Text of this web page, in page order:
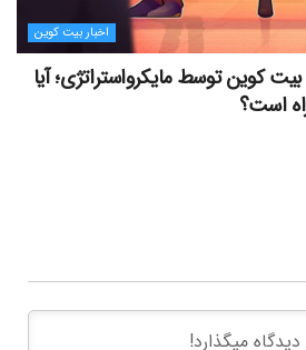
اخبار بیت کوین
دلاری بیت کوین توسط مایکرواستراتژی؛ آیا
است؟